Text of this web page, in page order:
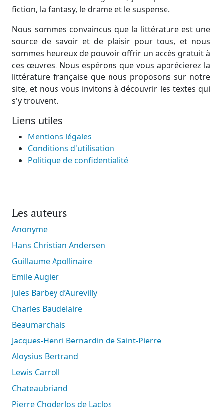
fiction, la fantasy, le drame et le suspense.
Nous sommes convaincus que la littérature est une
source de savoir et de plaisir pour tous, et nous
sommes heureux de pouvoir offrir un accès gratuit à
ces œuvres. Nous espérons que vous apprécierez la
littérature française que nous proposons sur notre
site, et nous vous invitons à découvrir les textes qui
s'y trouvent.
Liens utiles
Mentions légales
Conditions d'utilisation
Politique de confidentialité
Les auteurs
Anonyme
Hans Christian Andersen
Guillaume Apollinaire
Emile Augier
Jules Barbey d’Aurevilly
Charles Baudelaire
Beaumarchais
Jacques-Henri Bernardin de Saint-Pierre
Aloysius Bertrand
Lewis Carroll
Chateaubriand
Pierre Choderlos de Laclos